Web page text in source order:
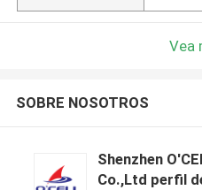
Vea
SOBRE NOSOTROS
Shenzhen
Co.,Ltd perfil